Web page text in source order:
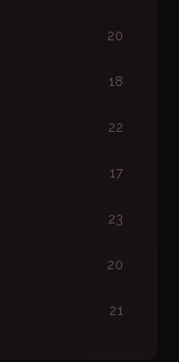
20
18
22
17
23
20
21